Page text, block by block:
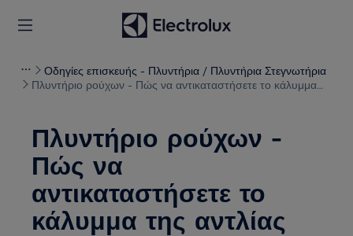
Οδηγίες επισκευής - Πλυντήρια / Πλυντήρια Στεγνωτήρια
Πλυντήριο ρούχων - Πώς να αντικαταστήσετε το κάλυμμα
Πλυντήριο ρούχων -
Πώς να
αντικαταστήσετε το
κάλυμμα της αντλίας